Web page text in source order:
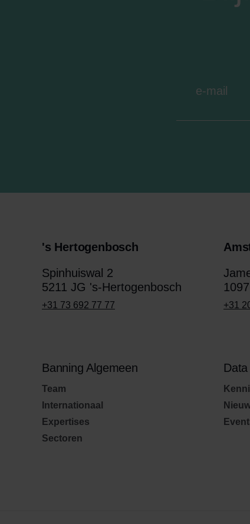
's Hertogenbosch
Spinhuiswal 2
5211 JG 's-Hertogenbosch
+31 73 692 77 77 +31
Banning Algemeen
Team
Internationaal
Expertises
Sectoren
Data